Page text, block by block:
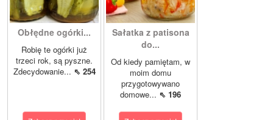
Obłędne ogórki...
Robię te ogórki już
trzeci rok, są pyszne.
Zdecydowanie... ⇖ 254
Sałatka z patisona
do...
Od kiedy pamiętam, w
moim domu
przygotowywano
domowe... ⇖ 196